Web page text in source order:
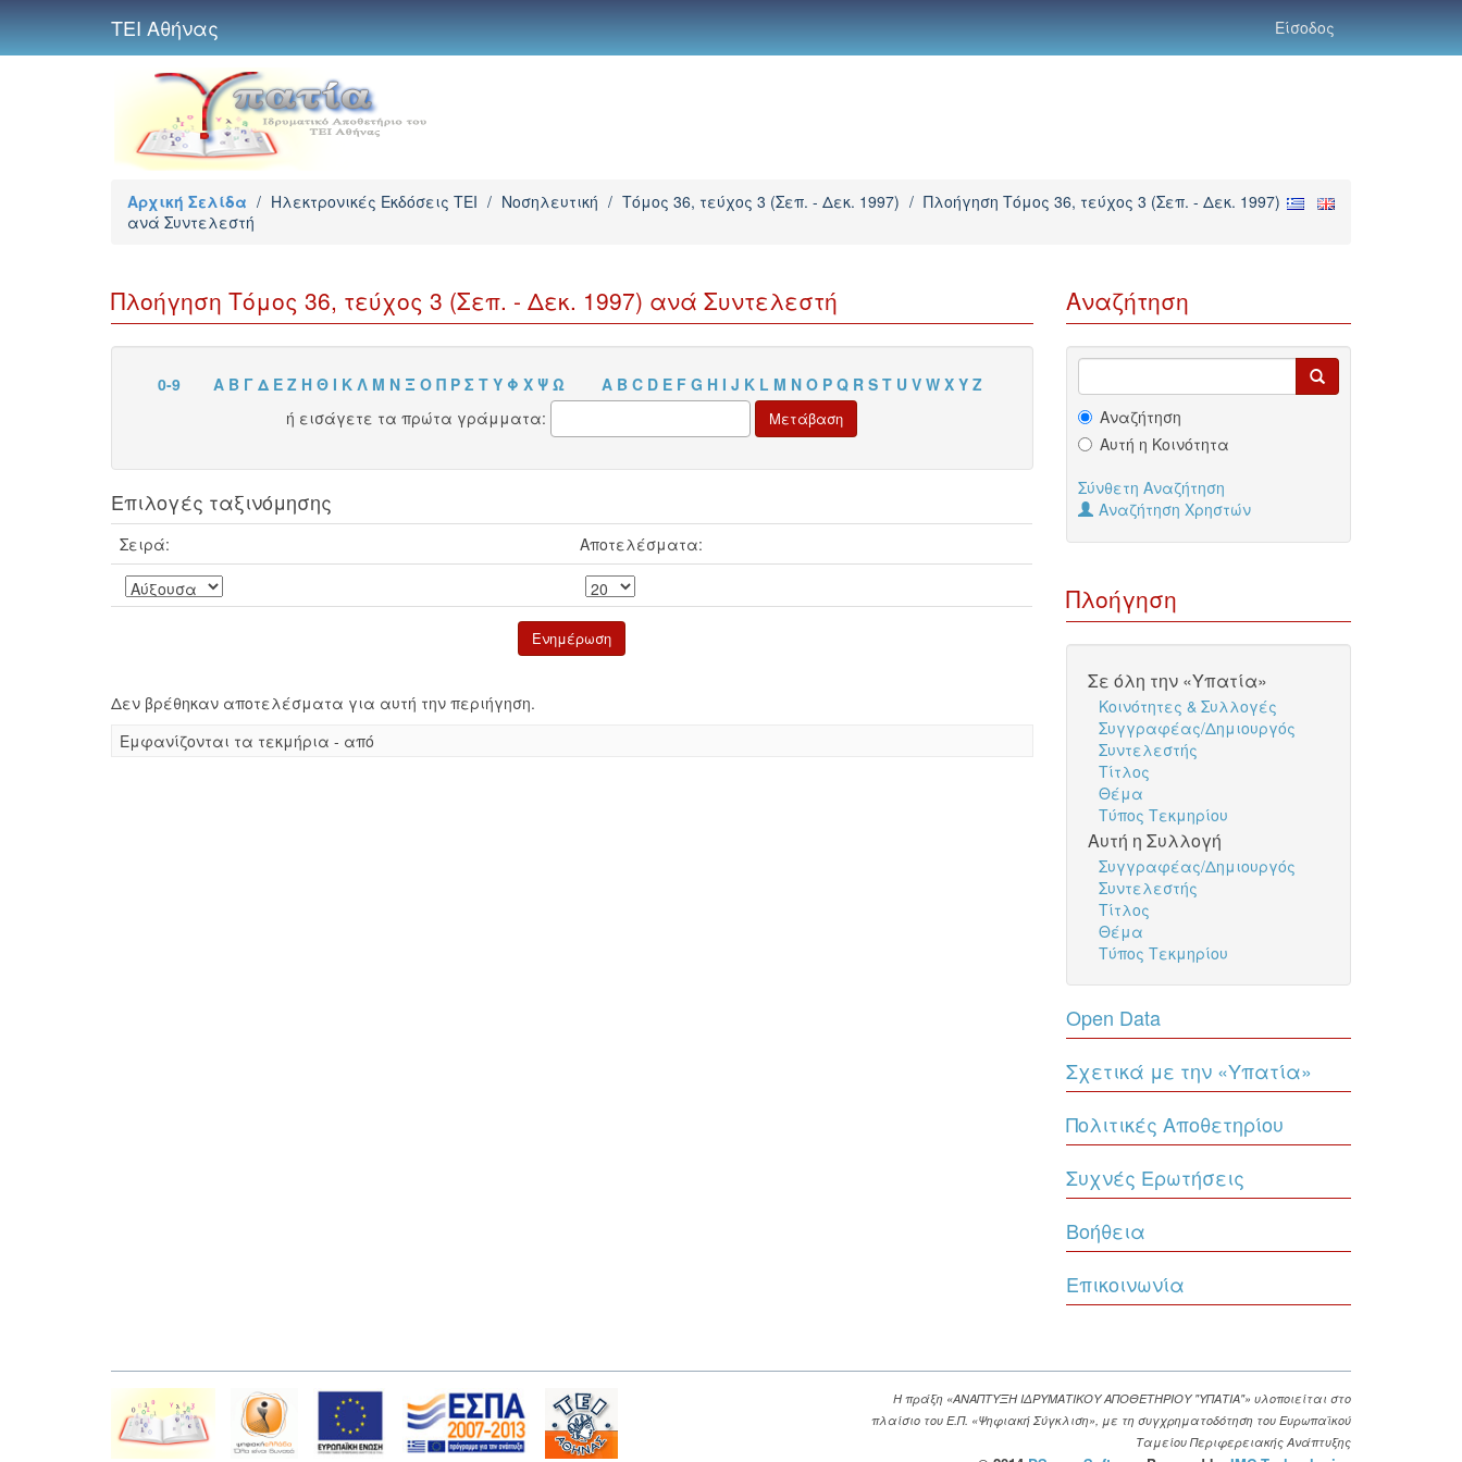
ΤΕΙ Αθήνας Είσοδος
Αρχική Σελίδα / Ηλεκτρονικές Εκδόσεις TEI / Νοσηλευτική / Τόμος 36, τεύχος 3 (Σεπ. - Δεκ. 1997) / Πλοήγηση Τόμος 36, τεύχος 3 (Σεπ. - Δεκ. 1997)
ανά Συντελεστή
Πλοήγηση Τόμος 36, τεύχος 3 (Σεπ. - Δεκ. 1997) ανά Συντελεστή
0-9 Α Β Γ Δ Ε Ζ Η Θ Ι Κ Λ Μ Ν Ξ Ο Π Ρ Σ Τ Υ Φ Χ Ψ Ω A B C D E F G H I J K L M N O P Q R S T U V W X Y Z
ή εισάγετε τα πρώτα γράμματα:
Επιλογές ταξινόμησης
Σειρά: Αποτελέσματα:
Δεν βρέθηκαν αποτελέσματα για αυτή την περιήγηση.
Eμφανίζονται τα τεκμήρια - από
Αναζήτηση
Αναζήτηση
Αυτή η Κοινότητα
Σύνθετη Αναζήτηση
Αναζήτηση Χρηστών
Πλοήγηση
Σε όλη την «Υπατία»
Κοινότητες & Συλλογές
Συγγραφέας/Δημιουργός
Συντελεστής
Τίτλος
Θέμα
Τύπος Τεκμηρίου
Αυτή η Συλλογή
Συγγραφέας/Δημιουργός
Συντελεστής
Τίτλος
Θέμα
Τύπος Τεκμηρίου
Open Data
Σχετικά με την «Υπατία»
Πολιτικές Αποθετηρίου
Συχνές Ερωτήσεις
Βοήθεια
Επικοινωνία
Η πράξη «ΑΝΑΠΤΥΞΗ ΙΔΡΥΜΑΤΙΚΟΥ ΑΠΟΘΕΤΗΡΙΟΥ "ΥΠΑΤΙΑ"» υλοποιείται στο
πλαίσιο του Ε.Π. «Ψηφιακή Σύγκλιση», με τη συγχρηματοδότηση του Ευρωπαϊκού
Ταμείου Περιφερειακής Ανάπτυξης